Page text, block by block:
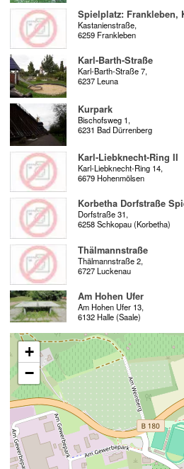
Spielplatz: Frankleben,
Kastanienstraße,
6259 Frankleben
Karl-Barth-Straße
Karl-Barth-Straße 7,
6237 Leuna
Kurpark
Bischofsweg 1,
6231 Bad Dürrenberg
Karl-Liebknecht-Ring II
Karl-Liebknecht-Ring 14,
6679 Hohenmölsen
Korbetha Dorfstraße
Dorfstraße 31,
6258 Schkopau (Korbetha)
Thälmannstraße
Thälmannstraße 2,
6727 Luckenau
Am Hohen Ufer
Am Hohen Ufer 13,
6132 Halle (Saale)
+
−